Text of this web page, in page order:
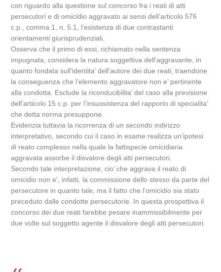
con riguardo alla questione sul concorso fra i reati di atti
persecutori e di omicidio aggravato ai sensi dell’articolo 576
c.p., comma 1, n. 5.1, l’esistenza di due contrastanti
orientamenti giurisprudenziali.
Osserva che il primo di essi, richiamato nella sentenza
impugnata, considera la natura soggettiva dell’aggravante, in
quanto fondata sull’identita’ dell’autore dei due reati, traendone
la conseguenza che l’elemento aggravatore non e’ pertinente
alla condotta. Esclude la riconducibilita’ del caso alla previsione
dell’articolo 15 c.p. per l’insussistenza del rapporto di specialita’
che detta norma presuppone.
Evidenzia tuttavia la ricorrenza di un secondo indirizzo
interpretativo, secondo cui il caso in esame realizza un’ipotesi
di reato complesso nella quale la fattispecie omicidiaria
aggravata assorbe il disvalore degli atti persecutori.
Secondo tale interpretazione, cio’ che aggrava il reato di
omicidio non e’, infatti, la commissione dello stesso da parte del
persecutore in quanto tale, ma il fatto che l’omicidio sia stato
preceduto dalle condotte persecutorie. In questa prospettiva il
concorso dei due reati farebbe pesare inammissibilmente per
due volte sul soggetto agente il disvalore degli atti persecutori.